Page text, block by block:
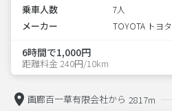
乗車人数 7人
メーカー TOYOTA トヨタ
6時間で1,000円
距離料金 240円/10km
画廊百一草有限会社から 2817m